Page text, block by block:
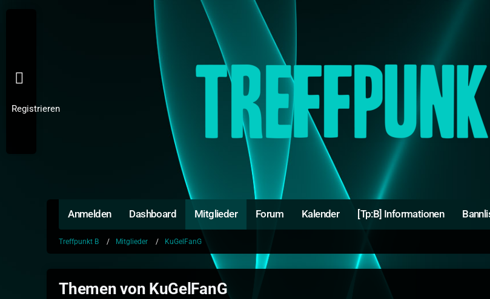
Anmelden Dashboard Mitglieder Forum Kalender [Tp:B] Informationen
Registrieren
Treffpunkt B Mitglieder KuGelFanG
Themen von KuGelFanG